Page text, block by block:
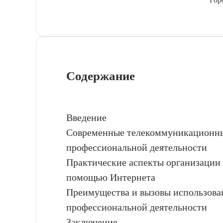
Содержание
Введение
Современные
профессиональной деятельности
Практические аспекты
помощью Интернета
Преимущества и вызовы
профессиональной деятельности